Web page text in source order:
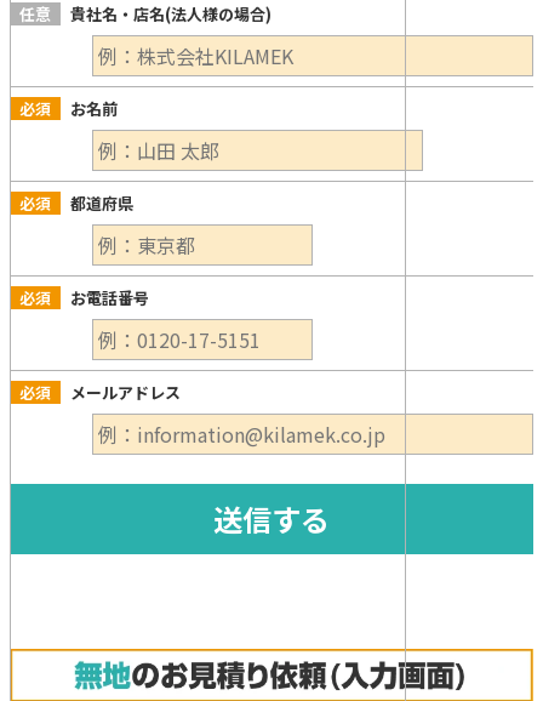
任意 貴社名・店名(法人様の場合)
必須 お名前
必須 都道府県
必須 お電話番号
必須 メールアドレス